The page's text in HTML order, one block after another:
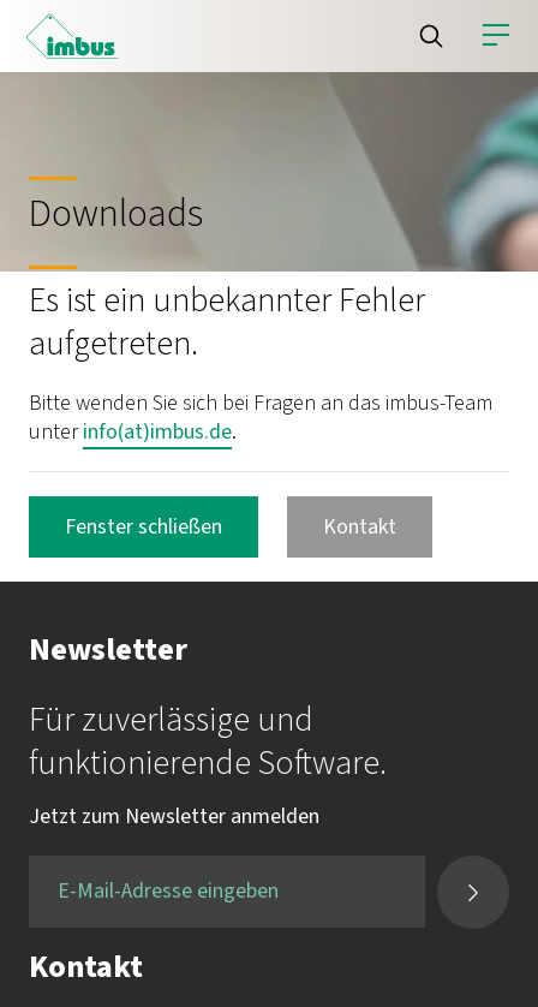
Downloads
Es ist ein unbekannter Fehler
aufgetreten.
Bitte wenden Sie sich bei Fragen an das imbus-Team
unterinfo(at)imbus.de.
Fenster schließen Kontakt
Newsletter
Für zuverlässige und
funktionierende Software.
Jetzt zum Newsletter anmelden
Kontakt